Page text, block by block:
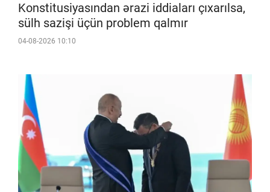
Konstitusiyasından ərazi iddiaları çıxarılsa,
sülh sazişi üçün problem qalmır
04-08-2026 10:10